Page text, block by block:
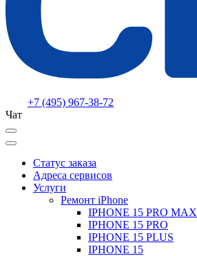
+7 (495) 967-38-72
Чат
Статус заказа
Адреса сервисов
Услуги
Ремонт iPhone
IPHONE 15 PRO MAX
IPHONE 15 PRO
IPHONE 15 PLUS
IPHONE 15